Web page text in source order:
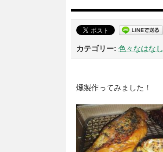
色々なはなし
燻製作ってみました！